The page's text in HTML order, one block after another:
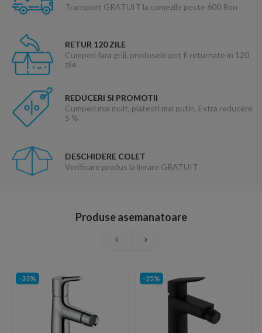
Transport GRATUIT la comezile peste 600 Ron
RETUR 120 ZILE
Cumperi fara griji, produsele pot fi returnate in 120
zile
REDUCERI SI PROMOTII
Cumperi mai mult, platesti mai putin. Extra reducere
5 %
DESCHIDERE COLET
Verificare produs la livrare GRATUIT
Produse asemanatoare
-33% -35%